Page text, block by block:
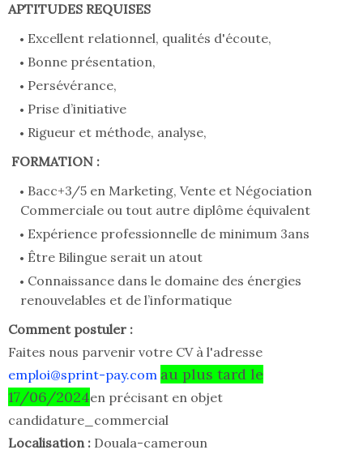
APTITUDES REQUISES
Excellent relationnel, qualités d'écoute,
Bonne présentation,
Persévérance,
Prise d’initiative
Rigueur et méthode, analyse,
FORMATION :
Bacc+3/5 en Marketing, Vente et Négociation
Commerciale ou tout autre diplôme équivalent
Expérience professionnelle de minimum 3ans
Être Bilingue serait un atout
Connaissance dans le domaine des énergies
renouvelables et de l’informatique
Comment postuler :
Faites nous parvenir votre CV à l'adresse
emploi@sprint-pay.com au plus tard le
17/06/2024en précisant en objet
candidature_commercial
Localisation : Douala-cameroun